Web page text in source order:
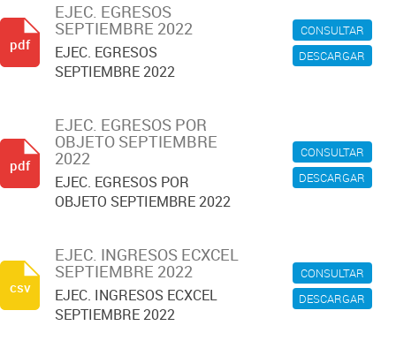
CONSULTAR
DESCARGAR
EJEC. EGRESOS
SEPTIEMBRE 2022
EJEC. EGRESOS
SEPTIEMBRE 2022
pdf
CONSULTAR
DESCARGAR
EJEC. EGRESOS POR
OBJETO SEPTIEMBRE
2022
EJEC. EGRESOS POR
OBJETO SEPTIEMBRE 2022
pdf
CONSULTAR
DESCARGAR
EJEC. INGRESOS ECXCEL
SEPTIEMBRE 2022
EJEC. INGRESOS ECXCEL
SEPTIEMBRE 2022
csv